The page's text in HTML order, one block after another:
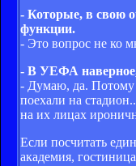
- Которые, в свою
функции.
- Это вопрос не ко
- В УЕФА наверное,
- Думаю, да. Потому
поехали на
на их лицах
Если посчитать
академия,